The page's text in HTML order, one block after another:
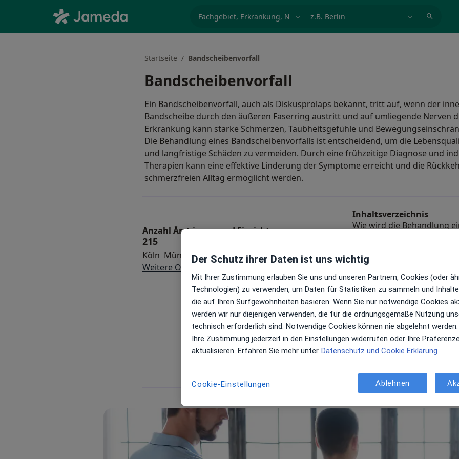
Startseite Bandscheibenvorfall
Bandscheibenvorfall
Ein Bandscheibenvorfall, auch als Diskusprolaps bekannt, tritt auf, wenn der
Bandscheibe durch den äußeren Faserring austritt und auf umliegende Nerven
Erkrankung kann starke Schmerzen, Taubheitsgefühle und
Die Behandlung eines Bandscheibenvorfalls ist entscheidend, um die
und langfristige Schäden zu vermeiden. Durch eine frühzeitige Diagnose und
Therapien kann eine effektive Linderung der Symptome erreicht und die
schmerzfreien Alltag ermöglicht werden.
Anzahl Ärzt:innen und Einrichtungen
215
Köln München Nürnberg Berlin Hamburg
Weitere Orte
Inhaltsverzeichnis
Wie wird die Behandlung
Bandscheibenvorfalls in
Wie lange dauert die
Bandscheibenvorfalls?
Wie bereitet man sich auf
Bandscheibenvorfalls vor?
Preise für Leistungen,
Bandscheibenvorfall:
Kliniken
Der Schutz ihrer Daten ist uns wichtig
Mit Ihrer Zustimmung erlauben Sie uns und unseren Partnern, Cookies (oder
Technologien) zu verwenden, um Daten für Statistiken zu sammeln und
die auf Ihren Surfgewohnheiten basieren. Wenn Sie nur notwendige Cookies
werden wir nur diejenigen verwenden, die für die ordnungsgemäße Nutzung
technisch erforderlich sind. Notwendige Cookies können nie abgelehnt werden.
Ihre Zustimmung jederzeit in den Einstellungen widerrufen oder Ihre
aktualisieren. Erfahren Sie mehr unter Datenschutz und Cookie Erklärung
Cookie-Einstellungen Ablehnen